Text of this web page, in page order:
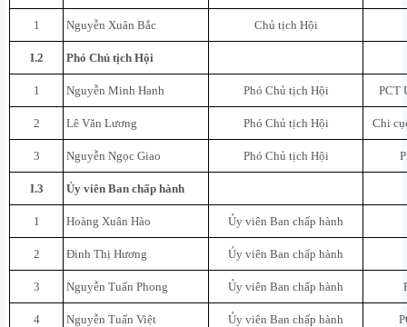
1 Nguyễn Xuân Bắc Chủ tịch Hội
I.2 Phó Chủ tịch Hội
1 Nguyễn Minh Hanh Phó Chủ tịch Hội PCT
2 Lê Văn Lương Phó Chủ tịch Hội Chi
3 Nguyễn Ngọc Giao Phó Chủ tịch Hội
I.3 Ủy viên Ban chấp hành
1 Hoàng Xuân Hào Ủy viên Ban chấp hành
2 Đinh Thị Hương Ủy viên Ban chấp hành
3 Nguyễn Tuấn Phong Ủy viên Ban chấp hành
4 Nguyễn Tuấn Việt Ủy viên Ban chấp hành